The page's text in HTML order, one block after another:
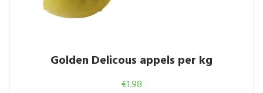
Golden Delicous appels per kg
€1.98